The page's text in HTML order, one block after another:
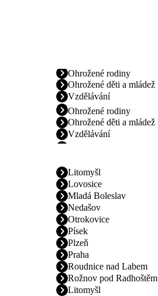
Ohrožené rodiny
Ohrožené děti a mládež
Vzdělávání
Ohrožené rodiny
Ohrožené děti a mládež
Vzdělávání
Litomyšl
Lovosice
Mladá Boleslav
Nedašov
Otrokovice
Písek
Plzeň
Praha
Roudnice nad Labem
Rožnov pod Radhoštěm
Litomyšl